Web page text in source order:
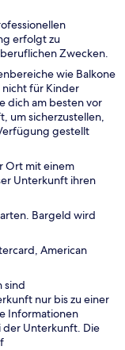
erfolgt zu
Zwecken.
wie Balkone
nicht für Kinder
dich am besten vor
um sicherzustellen,
gestellt
Ort mit einem
Unterkunft ihren
Bargeld wird
American
sind
nur bis zu einer
Informationen
Unterkunft. Die